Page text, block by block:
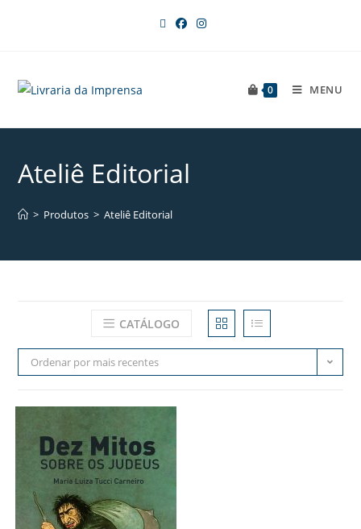
0 MENU
Ateliê Editorial
> Produtos > Ateliê Editorial
CATÁLOGO
Ordenar por mais recentes